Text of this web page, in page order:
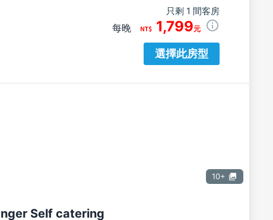
只剩 1 間客房
每晚 1,799元
選擇此房型
10+
Self catering